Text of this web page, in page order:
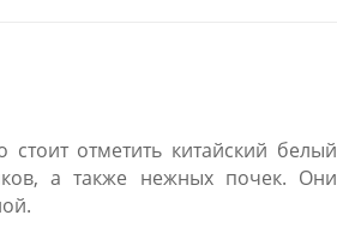
отметить китайский белый
а также нежных почек. Они